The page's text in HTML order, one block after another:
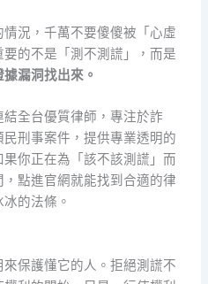
況，千萬不要傻傻被「心虛
的不是「測不測謊」，而是
漏洞找出來。
結全台優質律師，專注於詐
刑事案件，提供專業透明的
你正在為「該不該測謊」而
點進官網就能找到合適的律
的法條。
保護懂它的人。拒絕測謊不